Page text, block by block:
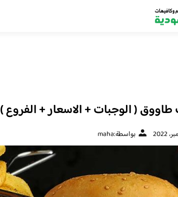
( الوجبات + الاسعار + الفروع )
بواسطة:maha